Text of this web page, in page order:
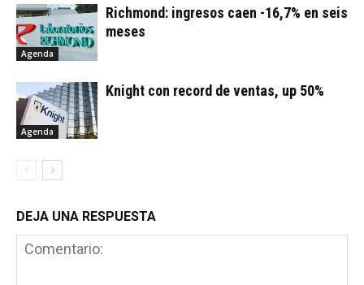
Agenda
Richmond: ingresos caen -16,7% en seis
meses
Agenda
Knight con record de ventas, up 50%
DEJA UNA RESPUESTA